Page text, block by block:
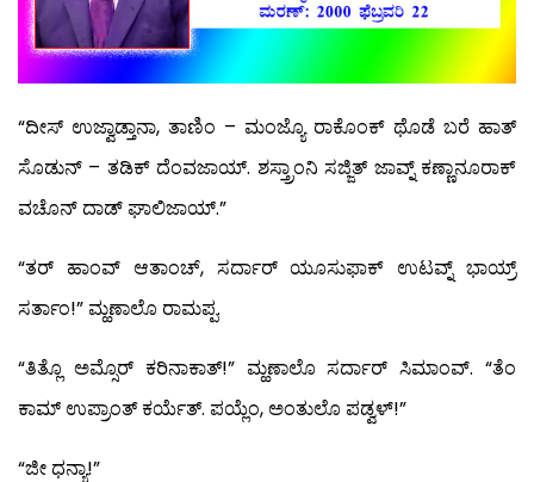
“ದೀಸ್ ಉಜ್ವಾಡ್ತಾನಾ, ತಾಣಿಂ – ಮಂಜ್ಯೊ ರಾಕೊಂಕ್ ಥೊಡೆ ಬರೆ ಹಾತ್
ಸೊಡುನ್ – ತಡಿಕ್ ದೆಂವಜಾಯ್. ಶಸ್ತ್ರಾಂನಿ ಸಜ್ಜಿತ್ ಜಾವ್ನ್ ಕಣ್ಣಾನೂರಾಕ್
ವಚೊನ್ ದಾಡ್ ಘಾಲಿಜಾಯ್.”
“ತರ್ ಹಾಂವ್ ಆತಾಂಚ್, ಸರ್ದಾರ್ ಯೂಸುಫಾಕ್ ಉಟವ್ನ್ ಭಾಯ್ರ್
ಸರ್ತಾಂ!” ಮ್ಹಣಾಲೊ ರಾಮಪ್ಪ.
“ತಿತ್ಲೊ ಅಮ್ಸೊರ್ ಕರಿನಾಕಾತ್!” ಮ್ಹಣಾಲೊ ಸರ್ದಾರ್ ಸಿಮಾಂವ್. “ತೆಂ
ಕಾಮ್ ಉಪ್ರಾಂತ್ ಕರ್ಯೆತ್. ಪಯ್ಲೆಂ, ಅಂತುಲೊ ಪಡ್ವಳ್!”
“ಜೀ ಧನ್ಯಾ!”